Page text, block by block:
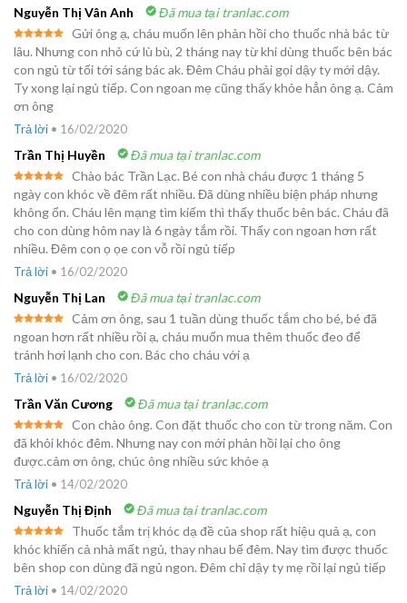
Nguyễn Thị Vân Anh Đã mua tại tranlac.com
Được xếp
hạng 55
sao
Gửi ông ạ, cháu muốn lên phản hồi cho thuốc nhà bác từ
lâu. Nhưng con nhỏ cứ lù bù, 2 tháng nay từ khi dùng thuốc bên bác
con ngủ từ tối tới sáng bác ak. Đêm Cháu phải gọi dậy ty mới dậy.
Ty xong lại ngủ tiếp. Con ngoan mẹ cũng thấy khỏe hẳn ông ạ. Cảm
ơn ông
Trả lời • 16/02/2020
Trần Thị Huyền Đã mua tại tranlac.com
Được xếp
hạng 55
sao
Chào bác Trần Lạc. Bé con nhà cháu được 1 tháng 5
ngày con khóc về đêm rất nhiều. Đã dùng nhiều biện pháp nhưng
không ổn. Cháu lên mạng tìm kiếm thì thấy thuốc bên bác. Cháu đã
cho con dùng hôm nay là 6 ngày tắm rồi. Thấy con ngoan hơn rất
nhiều. Đêm con ọ ọe con vỗ rồi ngủ tiếp
Trả lời • 16/02/2020
Nguyễn Thị Lan Đã mua tại tranlac.com
Được xếp
hạng5 5
sao
Cảm ơn ông, sau 1 tuần dùng thuốc tắm cho bé, bé đã
ngoan hơn rất nhiều rồi ạ, cháu muốn mua thêm thuốc đeo để
tránh hơi lạnh cho con. Bác cho cháu với ạ
Trả lời • 16/02/2020
Trần Văn Cương Đã mua tại tranlac.com
Được xếp
hạng 55
sao
Con chào ông. Con đặt thuốc cho con từ trong năm. Con
đã khỏi khóc đêm. Nhưng nay con mới phản hồi lại cho ông
được.cảm ơn ông, chúc ông nhiều sức khỏe ạ
Trả lời • 14/02/2020
Nguyễn Thị Định Đã mua tại tranlac.com
Được xếp
hạng55
sao
Thuốc tắm trị khóc dạ đề của shop rất hiệu quả ạ, con
khóc khiến cả nhà mất ngủ, thay nhau bế đêm. Nay tìm được thuốc
bên shop con dùng đã ngủ ngon. Đêm chỉ dậy ty mẹ rồi lại ngủ tiếp
Trả lời • 14/02/2020